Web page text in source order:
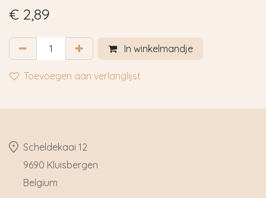
€ 2,89
In winkelmandje
Toevoegen aan verlanglijst
​Scheldekaai 12
9690 Kluisbergen
​Belgium